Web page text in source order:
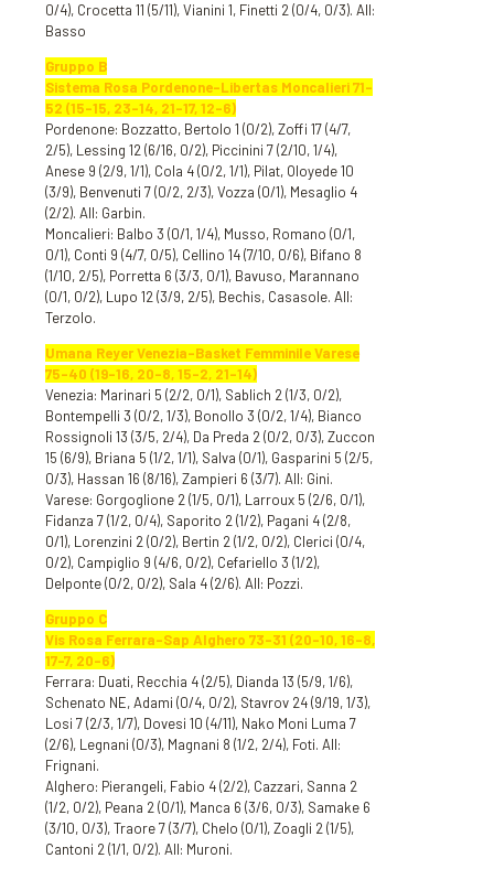
0/4), Crocetta 11 (5/11), Vianini 1, Finetti 2 (0/4, 0/3). All:
Basso
Gruppo B
Sistema Rosa Pordenone-Libertas Moncalieri 71-
52 (15-15, 23-14, 21-17, 12-6)
Pordenone: Bozzatto, Bertolo 1 (0/2), Zoffi 17 (4/7,
2/5), Lessing 12 (6/16, 0/2), Piccinini 7 (2/10, 1/4),
Anese 9 (2/9, 1/1), Cola 4 (0/2, 1/1), Pilat, Oloyede 10
(3/9), Benvenuti 7 (0/2, 2/3), Vozza (0/1), Mesaglio 4
(2/2). All: Garbin.
Moncalieri: Balbo 3 (0/1, 1/4), Musso, Romano (0/1,
0/1), Conti 9 (4/7, 0/5), Cellino 14 (7/10, 0/6), Bifano 8
(1/10, 2/5), Porretta 6 (3/3, 0/1), Bavuso, Marannano
(0/1, 0/2), Lupo 12 (3/9, 2/5), Bechis, Casasole. All:
Terzolo.
Umana Reyer Venezia-Basket Femminile Varese
75-40 (19-16, 20-8, 15-2, 21-14)
Venezia: Marinari 5 (2/2, 0/1), Sablich 2 (1/3, 0/2),
Bontempelli 3 (0/2, 1/3), Bonollo 3 (0/2, 1/4), Bianco
Rossignoli 13 (3/5, 2/4), Da Preda 2 (0/2, 0/3), Zuccon
15 (6/9), Briana 5 (1/2, 1/1), Salva (0/1), Gasparini 5 (2/5,
0/3), Hassan 16 (8/16), Zampieri 6 (3/7). All: Gini.
Varese: Gorgoglione 2 (1/5, 0/1), Larroux 5 (2/6, 0/1),
Fidanza 7 (1/2, 0/4), Saporito 2 (1/2), Pagani 4 (2/8,
0/1), Lorenzini 2 (0/2), Bertin 2 (1/2, 0/2), Clerici (0/4,
0/2), Campiglio 9 (4/6, 0/2), Cefariello 3 (1/2),
Delponte (0/2, 0/2), Sala 4 (2/6). All: Pozzi.
Gruppo C
Vis Rosa Ferrara-Sap Alghero 73-31 (20-10, 16-8,
17-7, 20-6)
Ferrara: Duati, Recchia 4 (2/5), Dianda 13 (5/9, 1/6),
Schenato NE, Adami (0/4, 0/2), Stavrov 24 (9/19, 1/3),
Losi 7 (2/3, 1/7), Dovesi 10 (4/11), Nako Moni Luma 7
(2/6), Legnani (0/3), Magnani 8 (1/2, 2/4), Foti. All:
Frignani.
Alghero: Pierangeli, Fabio 4 (2/2), Cazzari, Sanna 2
(1/2, 0/2), Peana 2 (0/1), Manca 6 (3/6, 0/3), Samake 6
(3/10, 0/3), Traore 7 (3/7), Chelo (0/1), Zoagli 2 (1/5),
Cantoni 2 (1/1, 0/2). All: Muroni.